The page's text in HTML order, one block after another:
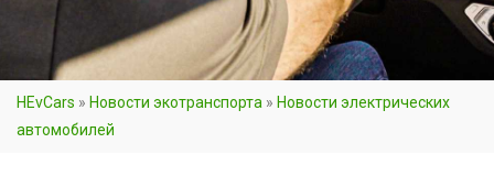
HEvCars » Новости экотранспорта » Новости электрических
автомобилей